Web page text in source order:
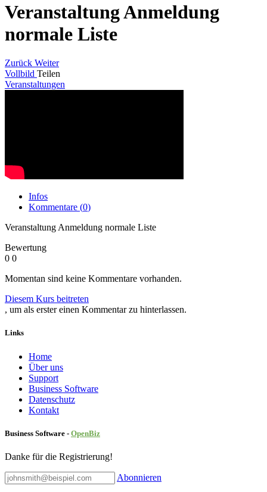
Veranstaltung Anmeldung
normale Liste
Zurück Weiter
Vollbild Teilen
Veranstaltungen
Infos
Kommentare (0)
Veranstaltung Anmeldung normale Liste
Bewertung
0 0
Momentan sind keine Kommentare vorhanden.
Diesem Kurs beitreten
, um als erster einen Kommentar zu hinterlassen.
Links
Home
Über uns
Sup​port
Business Software
Datenschutz
Kontakt
Business Software - OpenBiz
Danke für die Registrierung!
Abonnieren